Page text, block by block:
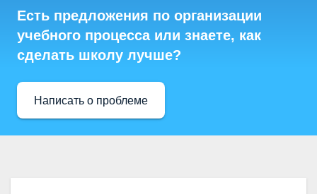
Есть предложения по организации
учебного процесса или знаете, как
сделать школу лучше?
Написать о проблеме